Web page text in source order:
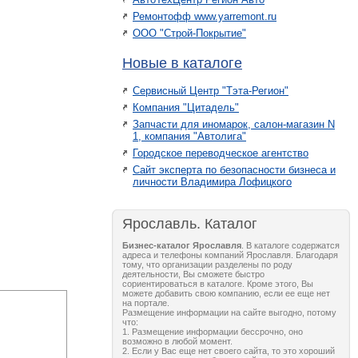
Ремонтофф www.yarremont.ru
ООО "Строй-Покрытие"
Новые в каталоге
Сервисный Центр "Тэта-Регион"
Компания "Цитадель"
Запчасти для иномарок, салон-магазин N
1, компания "Автолига"
Городское переводческое агентство
Сайт эксперта по безопасности бизнеса и
личности Владимира Лофицкого
Ярославль. Каталог
Бизнес-каталог Ярославля . В каталоге содержатся
адреса и телефоны компаний Ярославля. Благодаря
тому, что организации разделены по роду
деятельности, Вы сможете быстро
сориентироваться в каталоге. Кроме этого, Вы
можете добавить свою компанию, если ее еще нет
на портале.
Размещение информации на сайте выгодно, потому
что:
1. Размещение информации бессрочно, оно
возможно в любой момент.
2. Если у Вас еще нет своего сайта, то это хороший